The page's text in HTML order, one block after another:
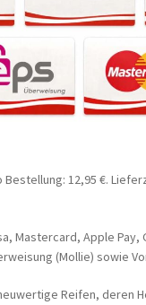
12,95 €.
Mastercard, Apple Pay,
(Mollie) sowie
Reifen, deren